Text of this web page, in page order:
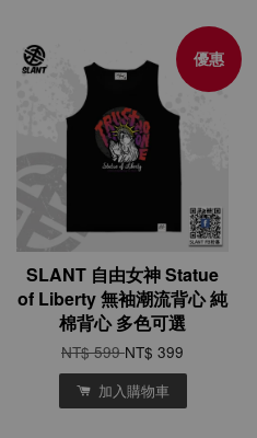
優惠
SLANT 自由女神 Statue
of Liberty 無袖潮流背心 純
棉背心 多色可選
NT$ 599NT$ 399
加入購物車